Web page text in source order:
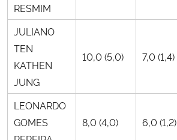
RESMIM
JULIANO
TEN
KATHEN
JUNG
10,0 (5,0) 7,0 (1,4)
LEONARDO
GOMES
8,0 (4,0) 6,0 (1,2)